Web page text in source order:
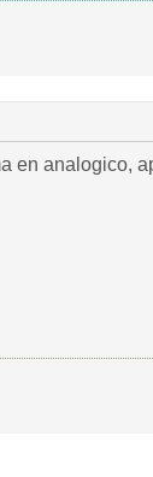
en analogico,